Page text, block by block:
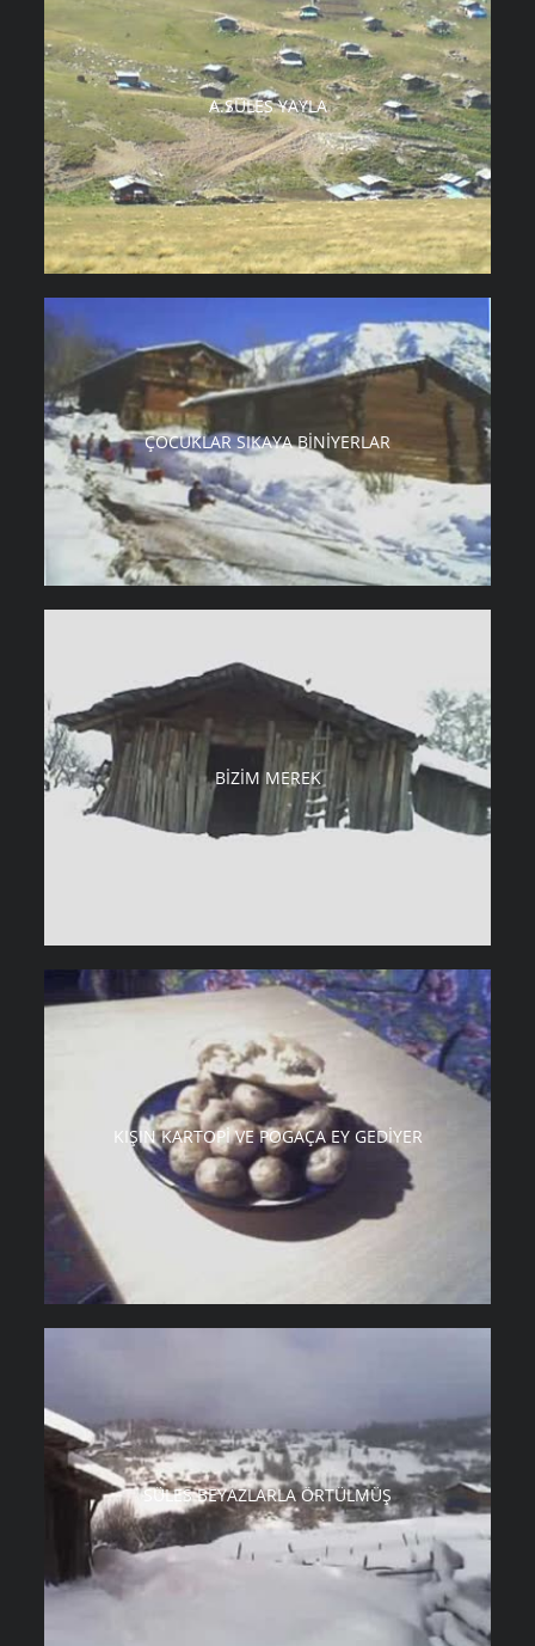
A.SÜLES YAYLA
ÇOCUKLAR SIKAYA BINIYERLAR
BIZIM MEREK
KIŞIN KARTOPI VE POGAÇA EY GEDIYER
SÜLES BEYAZLARLA ÖRTÜLMÜŞ